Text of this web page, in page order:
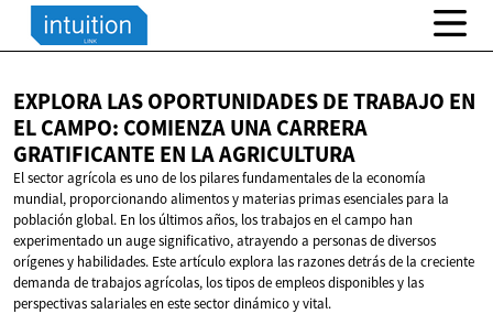
EXPLORA LAS OPORTUNIDADES DE TRABAJO EN
EL CAMPO: COMIENZA UNA CARRERA
GRATIFICANTE EN LA AGRICULTURA
El sector agrícola es uno de los pilares fundamentales de la economía
mundial, proporcionando alimentos y materias primas esenciales para la
población global. En los últimos años, los trabajos en el campo han
experimentado un auge significativo, atrayendo a personas de diversos
orígenes y habilidades. Este artículo explora las razones detrás de la creciente
demanda de trabajos agrícolas, los tipos de empleos disponibles y las
perspectivas salariales en este sector dinámico y vital.